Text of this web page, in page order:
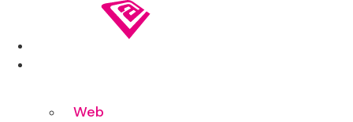
contenido
Web